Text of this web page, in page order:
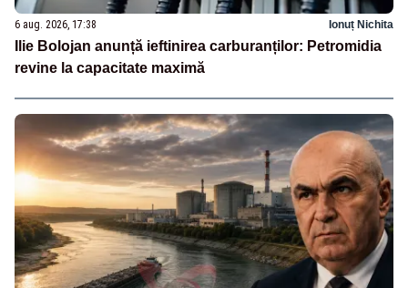
6 aug. 2026, 17:38 Ionuț Nichita
Ilie Bolojan anunță ieftinirea carburanților: Petromidia
revine la capacitate maximă